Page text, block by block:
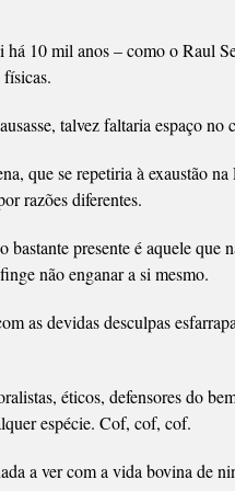
10 mil anos – como o Raul
físicas.
talvez faltaria espaço no
que se repetiria à exaustão
razões diferentes.
presente é aquele que
não enganar a si mesmo.
as devidas desculpas
éticos, defensores do
espécie. Cof, cof, cof.
a ver com a vida bovina de